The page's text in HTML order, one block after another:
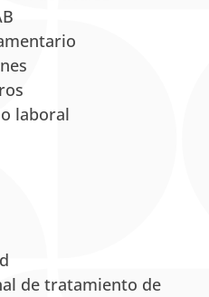
laboral
de tratamiento de